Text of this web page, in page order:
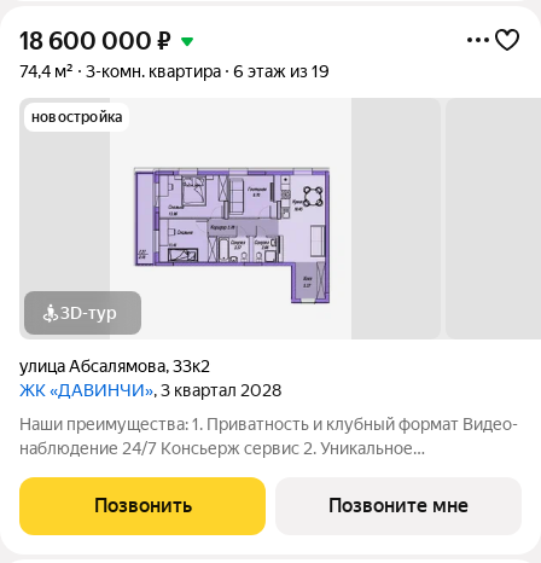
18 600 000 ₽
74,4 м² 3-комн. квартира 6 этаж из 19
новостройка
3D-тур
улица Абсалямова,33к2
ЖК «ДАВИНЧИ», 3 квартал 2028
Наши преимущества: 1. Приватность и клубный формат Видео-
наблюдение 24/7 Консьерж сервис 2. Уникальное
этаже Библиотека Спортивная зона Детский уголок 3.
Комфортный паркинг Закрытый паркинг на 1
Позвонить Позвоните мне